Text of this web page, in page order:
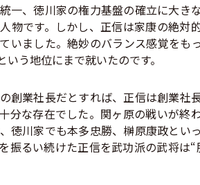
一、徳川家の権力基盤の確立に大き
物です。しかし、正信は家康の絶対
いました。絶妙のバランス感覚をも
う地位にまで就いたのです。
創業社長だとすれば、正信は創業社
分な存在でした。関ヶ原の戦いが終
徳川家でも本多忠勝、榊原康政とい
振るい続けた正信を武功派の武将は“